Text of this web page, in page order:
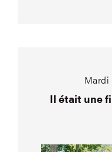
Mardi
Il était une